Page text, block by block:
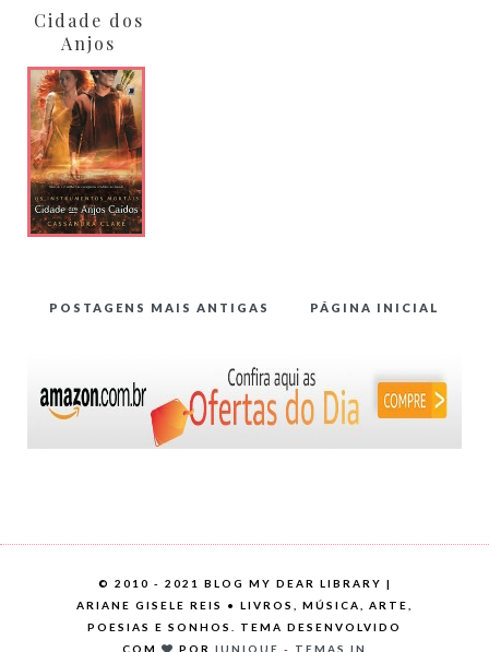
Cidade dos
Anjos
Caídos por
Cassandra
Clare
POSTAGENS MAIS ANTIGAS PÁGINA INICIAL
© 2010 - 2021 BLOG MY DEAR LIBRARY |
ARIANE GISELE REIS • LIVROS, MÚSICA, ARTE,
POESIAS E SONHOS. TEMA DESENVOLVIDO
COM
POR IUNIQUE - TEMAS.IN